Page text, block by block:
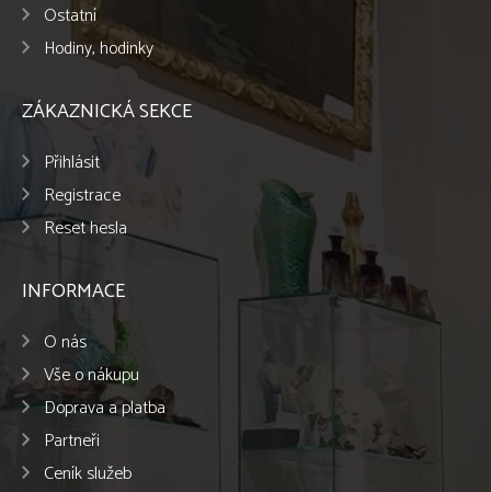
Ostatní
Hodiny, hodinky
ZÁKAZNICKÁ SEKCE
Přihlásit
Registrace
Reset hesla
INFORMACE
O nás
Vše o nákupu
Doprava a platba
Partneři
Ceník služeb